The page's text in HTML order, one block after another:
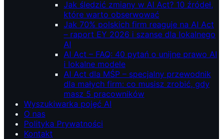
Jak śledzić zmiany w AI Act? 10 źródeł,
które warto obserwować
Jak 70% polskich firm reaguje na AI Act
– raport EY 2026 i szanse dla lokalnego
AI
AI Act – FAQ: 40 pytań o unijne prawo AI
i lokalne modele
AI Act dla MŚP – specjalny przewodnik
dla małych firm: co musisz zrobić, gdy
masz 5 pracowników
Wyszukiwarka pojęć AI
O nas
Polityka Prywatności
Kontakt